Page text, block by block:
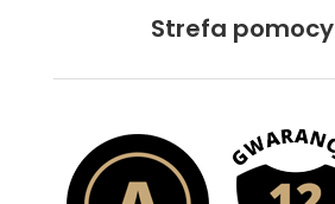
Strefa pomocy